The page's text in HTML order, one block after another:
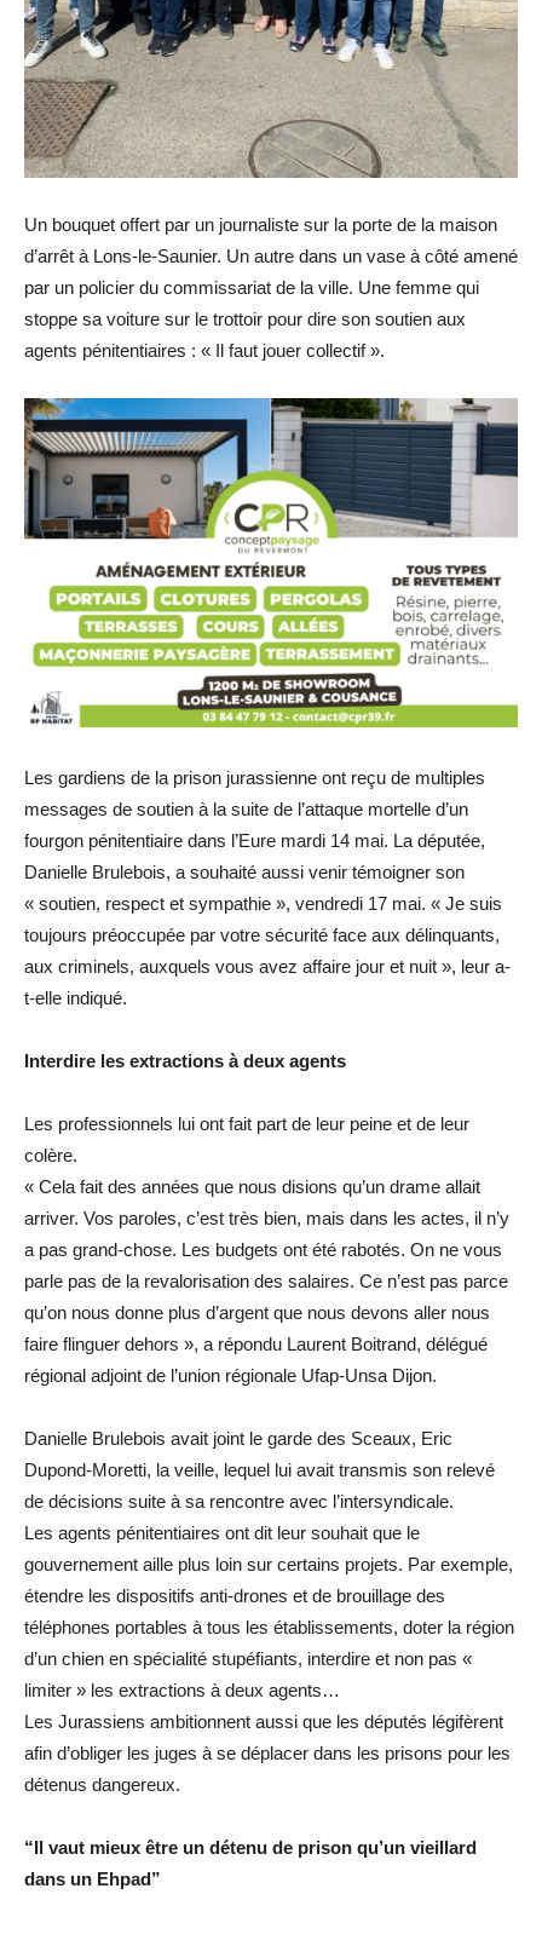
Un bouquet offert par un journaliste sur la porte de la maison
d’arrêt à Lons-le-Saunier. Un autre dans un vase à côté amené
par un policier du commissariat de la ville. Une femme qui
stoppe sa voiture sur le trottoir pour dire son soutien aux
agents pénitentiaires : « Il faut jouer collectif ».
Les gardiens de la prison jurassienne ont reçu de multiples
messages de soutien à la suite de l’attaque mortelle d’un
fourgon pénitentiaire dans l’Eure mardi 14 mai. La députée,
Danielle Brulebois, a souhaité aussi venir témoigner son
« soutien, respect et sympathie », vendredi 17 mai. « Je suis
toujours préoccupée par votre sécurité face aux délinquants,
aux criminels, auxquels vous avez affaire jour et nuit », leur a-
t-elle indiqué.
Interdire les extractions à deux agents
Les professionnels lui ont fait part de leur peine et de leur
colère.
« Cela fait des années que nous disions qu’un drame allait
arriver. Vos paroles, c’est très bien, mais dans les actes, il n’y
a pas grand-chose. Les budgets ont été rabotés. On ne vous
parle pas de la revalorisation des salaires. Ce n’est pas parce
qu’on nous donne plus d’argent que nous devons aller nous
faire flinguer dehors », a répondu Laurent Boitrand, délégué
régional adjoint de l’union régionale Ufap-Unsa Dijon.
Danielle Brulebois avait joint le garde des Sceaux, Eric
Dupond-Moretti, la veille, lequel lui avait transmis son relevé
de décisions suite à sa rencontre avec l’intersyndicale.
Les agents pénitentiaires ont dit leur souhait que le
gouvernement aille plus loin sur certains projets. Par exemple,
étendre les dispositifs anti-drones et de brouillage des
téléphones portables à tous les établissements, doter la région
d’un chien en spécialité stupéfiants, interdire et non pas «
limiter » les extractions à deux agents…
Les Jurassiens ambitionnent aussi que les députés légifèrent
afin d’obliger les juges à se déplacer dans les prisons pour les
détenus dangereux.
“Il vaut mieux être un détenu de prison qu’un vieillard
dans un Ehpad”